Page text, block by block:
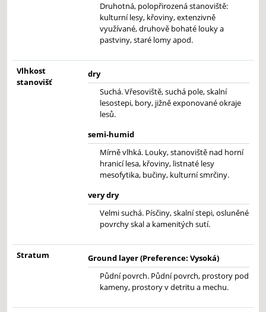
Druhotná, polopřirozená stanoviště:
kulturní lesy, křoviny, extenzivně
využívané, druhově bohaté louky a
pastviny, staré lomy apod.
Vlhkost
stanovišť
dry
Suchá. Vřesoviště, suchá pole, skalní
lesostepi, bory, jižně exponované okraje
lesů.
semi-humid
Mírně vlhká. Louky, stanoviště nad horní
hranicí lesa, křoviny, listnaté lesy
mesofytika, bučiny, kulturní smrčiny.
very dry
Velmi suchá. Písčiny, skalní stepi, osluněné
povrchy skal a kamenitých sutí.
Stratum
Ground layer (Preference: Vysoká)
Půdní povrch. Půdní povrch, prostory pod
kameny, prostory v detritu a mechu.